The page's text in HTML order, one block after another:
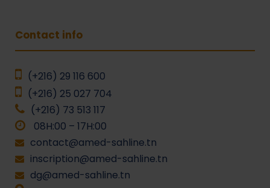
Contact info
(+216) 29 116 600
(+216) 25 027 704
(+216) 73 513 117
08H:00 – 17H:00
contact@amed-sahline.tn
inscription@amed-sahline.tn
dg@amed-sahline.tn